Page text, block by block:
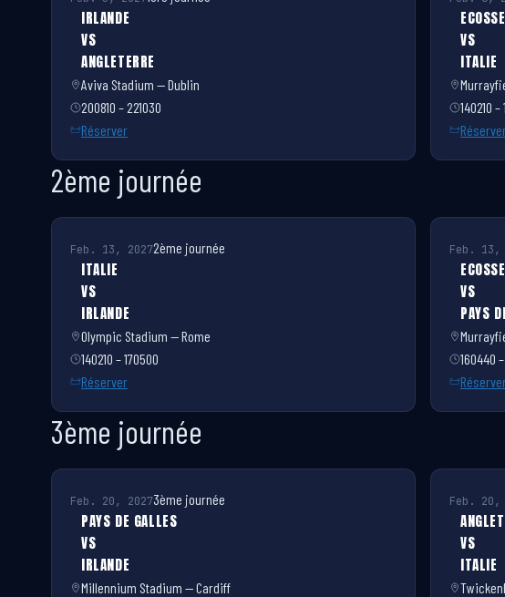
IRLANDE
VS
ANGLETERRE
Aviva Stadium — Dublin
200810 – 221030
Réserver
ECOSSE
VS
ITALIE
140210
2ème journée
Feb. 13, 20272ème journée
ITALIE
VS
IRLANDE
Olympic Stadium — Rome
140210 – 170500
Réserver
Feb. 13,
ECOSSE
VS
PAYS
160440
3ème journée
Feb. 20, 20273ème journée
PAYS DE GALLES
VS
IRLANDE
Millennium Stadium — Cardiff
Feb. 20,
VS
ITALIE